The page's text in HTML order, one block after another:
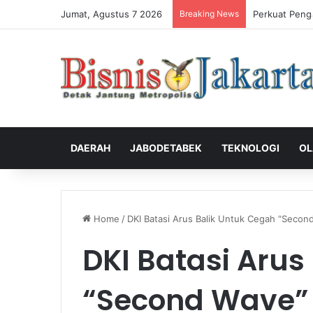
Jumat, Agustus 7 2026 Breaking News Perkuat
DAERAH JABODETABEK TEKNOLOGI
Home / DKI Batasi Arus Balik Untuk Cegah
DKI Batasi
“Second Wave”